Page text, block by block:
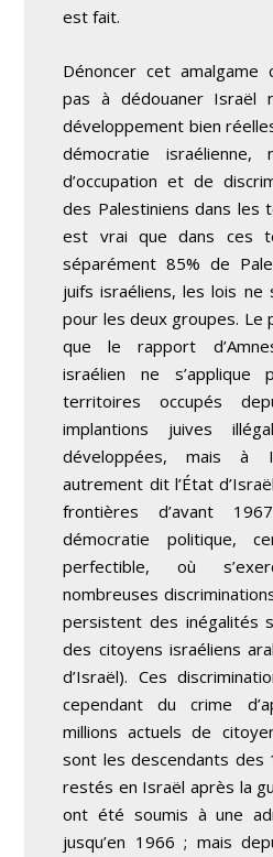
est fait.
Dénoncer cet amalgame
pas à dédouaner Israël
développement bien
démocratie
d’occupation et de
des Palestiniens dans les
est vrai que dans ces
séparément 85% de
juifs israéliens, les lois ne
pour les deux groupes. Le
que le rapport
israélien ne s’applique
territoires occupés
implantions juives
développées, mais à
autrement dit l’État
frontières d’avant
démocratie politique,
perfectible, où
nombreuses
persistent des inégalités
des citoyens israéliens
d’Israël). Ces
cependant du crime
millions actuels de
sont les descendants des
restés en Israël après la
ont été soumis à une
jusqu’en 1966 ; mais